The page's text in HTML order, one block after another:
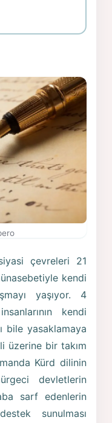
çevreleri 21
kendi
yaşıyor. 4
kendi
bile yasaklamaya
üzerine bir takım
Kürd dilinin
devletlerin
sarf edenlerin
sunulması